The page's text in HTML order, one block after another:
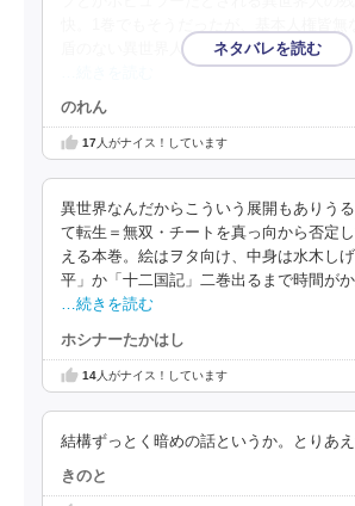
盾のない異世界人たちの扱いは採掘資源
のれん
17人がナイス！しています
異世界なんだからこういう展開もありうる
て転生＝無双・チートを真っ向から否定
える本巻。絵はヲタ向け、中身は水木し
平」か「十二国記」二巻出るまで時間が
…続きを読む
ホシナーたかはし
14人がナイス！しています
結構ずっとく暗めの話というか。とりあ
きのと